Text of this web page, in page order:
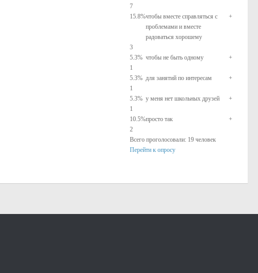
7
15.8%чтобы вместе справляться с
проблемами и вместе
радоваться хорошему
+
3
5.3% чтобы не быть одному
+
1
5.3% для занятий по интересам
+
1
5.3% у меня нет школьных друзей
+
1
10.5%просто так
+
2
Всего проголосовали: 19 человек
Перейти к опросу